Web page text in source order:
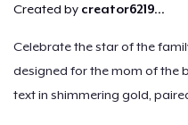
Created by creator6219...
Celebrate the star of the
designed for the mom of the
text in shimmering gold,